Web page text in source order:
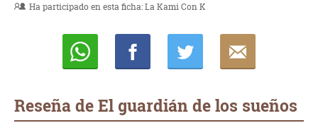
Ha participado en esta ficha:La Kami Con K
Reseña de El guardián de los sueños